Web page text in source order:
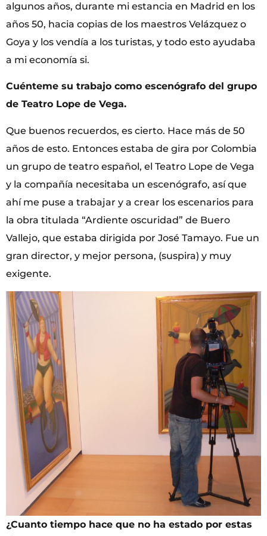
algunos años, durante mi estancia en Madrid en los
años 50, hacia copias de los maestros Velázquez o
Goya y los vendía a los turistas, y todo esto ayudaba
a mi economía si.
Cuénteme su trabajo como escenógrafo del grupo
de Teatro Lope de Vega.
Que buenos recuerdos, es cierto. Hace más de 50
años de esto. Entonces estaba de gira por Colombia
un grupo de teatro español, el Teatro Lope de Vega
y la compañía necesitaba un escenógrafo, así que
ahí me puse a trabajar y a crear los escenarios para
la obra titulada “Ardiente oscuridad” de Buero
Vallejo, que estaba dirigida por José Tamayo. Fue un
gran director, y mejor persona, (suspira) y muy
exigente.
¿Cuanto tiempo hace que no ha estado por estas